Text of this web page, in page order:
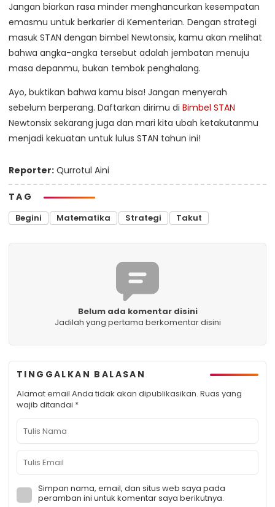
Jangan biarkan rasa minder menghancurkan kesempatan
emasmu untuk berkarier di Kementerian. Dengan strategi
masuk STAN dengan bimbel Newtonsix, kamu akan melihat
bahwa angka-angka tersebut adalah jembatan menuju
masa depanmu, bukan tembok penghalang.
Ayo, buktikan bahwa kamu bisa! Jangan menyerah
sebelum berperang. Daftarkan dirimu di Bimbel STAN
Newtonsix sekarang juga dan mari kita ubah ketakutanmu
menjadi kekuatan untuk lulus STAN tahun ini!
Reporter: Qurrotul Aini
TAG
Begini Matematika Strategi Takut
Belum ada komentar disini
Jadilah yang pertama berkomentar disini
TINGGALKAN BALASAN
Alamat email Anda tidak akan dipublikasikan. Ruas yang
wajib ditandai *
Simpan nama, email, dan situs web saya pada
peramban ini untuk komentar saya berikutnya.